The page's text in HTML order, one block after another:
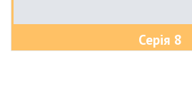
Серія 8